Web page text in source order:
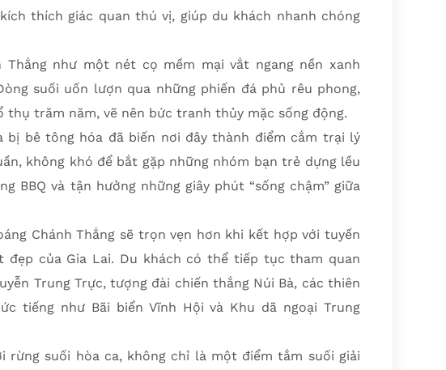
thích giác quan thú vị, giúp du khách nhanh chóng
Thắng như một nét cọ mềm mại vắt ngang nền xanh
suối uốn lượn qua những phiến đá phủ rêu phong,
thụ trăm năm, vẽ nên bức tranh thủy mặc sống động.
bị bê tông hóa đã biến nơi đây thành điểm cắm trại lý
không khó để bắt gặp những nhóm bạn trẻ dựng lều
BBQ và tận hưởng những giây phút “sống chậm” giữa
Chánh Thắng sẽ trọn vẹn hơn khi kết hợp với tuyến
đẹp của Gia Lai. Du khách có thể tiếp tục tham quan
Trung Trực, tượng đài chiến thắng Núi Bà, các thiên
tiếng như Bãi biển Vĩnh Hội và Khu dã ngoại Trung
rừng suối hòa ca, không chỉ là một điểm tắm suối giải